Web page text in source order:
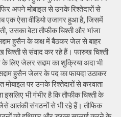
अपने मोबाइल से उनके रिश्तेदारों से
एक ऐसा वीडियो उजागर हुआ है, जिसमें
उसका बेटा तौफीक चिश्ती और भांजा
हुसैन के कक्ष में बैठकर जेल से बाहर
चिश्ती से संवाद कर रहे हैं। फारुख चिश्ती
के लिए जेलर सद्दाम का शुक्रिया अदा भी
हुसैन जेलर के पद का फायदा उठाकर
मोबाइल पर उनके रिश्तेदारों से करवाता
इसलिए भी गंभीर है कि तौफीक चिश्ती के
आतंकी संगठनों से भी रहे हैं। तौफिक